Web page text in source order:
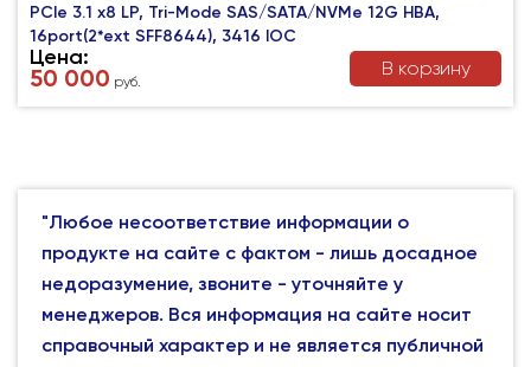
PCIe 3.1 x8 LP, Tri-Mode SAS/SATA/NVMe 12G HBA,
16port(2*ext SFF8644), 3416 IOC
Цена:
50 000 руб.
В корзину
"Любое несоответствие информации о
продукте на сайте с фактом - лишь досадное
недоразумение, звоните - уточняйте у
менеджеров. Вся информация на сайте носит
справочный характер и не является публичной